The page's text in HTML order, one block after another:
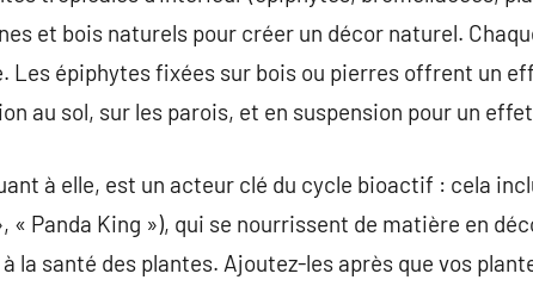
et bois naturels pour créer un décor naturel.
Les épiphytes fixées sur bois ou pierres offrent un
au sol, sur les parois, et en suspension pour un
à elle, est un acteur clé du cycle bioactif : cela
« Panda King »), qui se nourrissent de matière en
à la santé des plantes. Ajoutez-les après que vos